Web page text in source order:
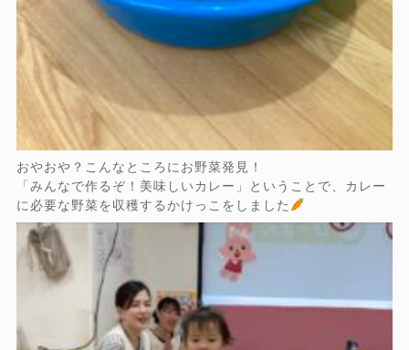
おやおや？こんなところにお野菜発見！
「みんなで作るぞ！美味しいカレー」ということで、カレー
に必要な野菜を収穫するかけっこをしました